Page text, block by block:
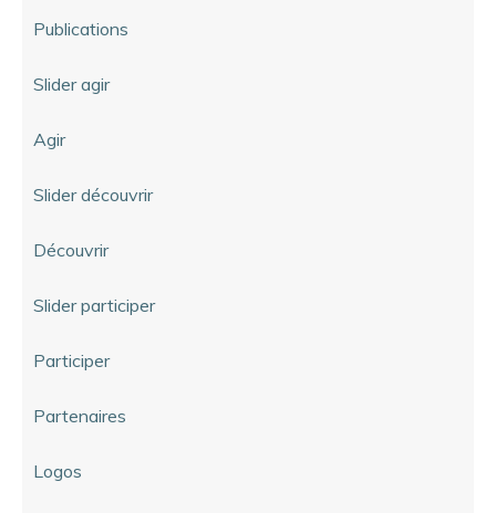
Publications
Slider agir
Agir
Slider découvrir
Découvrir
Slider participer
Participer
Partenaires
Logos